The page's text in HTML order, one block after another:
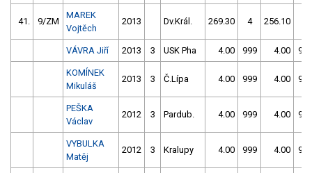
41. 9/ZM
MAREK
Vojtěch
2013 Dv.Král. 269.30 4 256.10
VÁVRA Jiří 2013 3 USK Pha 4.00 999 4.00 999
KOMÍNEK
Mikuláš
2013 3 Č.Lípa 4.00 999 4.00 999
PEŠKA
Václav
2012 3 Pardub. 4.00 999 4.00 999
VYBULKA
Matěj
2012 3 Kralupy 4.00 999 4.00 999